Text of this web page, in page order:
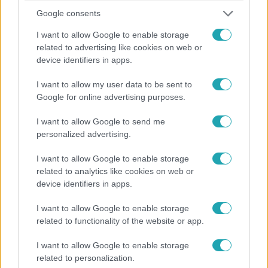
Google consents
I want to allow Google to enable storage
related to advertising like cookies on web or
device identifiers in apps.
I want to allow my user data to be sent to
Google for online advertising purposes.
I want to allow Google to send me
personalized advertising.
I want to allow Google to enable storage
related to analytics like cookies on web or
device identifiers in apps.
I want to allow Google to enable storage
related to functionality of the website or app.
I want to allow Google to enable storage
related to personalization.
Begolyóztak a villalakók – ez történt a ValóVilág
12. évadának 4. részében
A Valóvilág12 negyedik adásában a villalakóknak több
kihívást is teljesíteniük kellett: mágnesekkel golyókat